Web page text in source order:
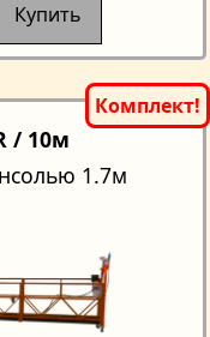
Купить
/ 10м
1.7м